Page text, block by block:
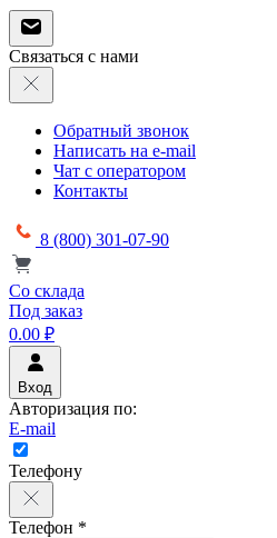
Связаться с нами
Обратный звонок
Написать на e-mail
Чат с оператором
Контакты
8 (800) 301-07-90
Со склада
Под заказ
0.00 ₽
Вход
Авторизация по:
E-mail
Телефону
Телефон *